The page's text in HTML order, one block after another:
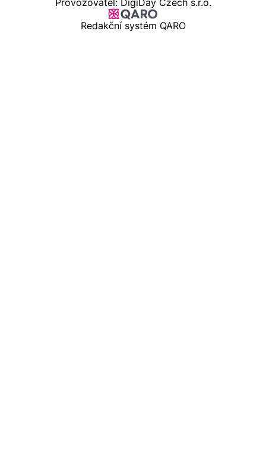
Provozovatel: DigiDay Czech s.r.o.
Redakční systém QARO